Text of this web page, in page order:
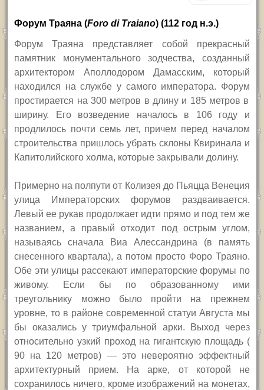
Форум Траяна (Foro di Traiano) (112 год н.э.)
Форум Траяна представляет собой прекрасный
памятник монументального зодчества, созданный
архитектором Аполлодором Дамасским, который
находился на службе у самого императора. Форум
простирается на300 метров в длину и 185метров в
ширину.
Его возведение началось в 106 году и
продлилось почти семь лет, причем перед началом
строительства пришлось убрать склоны Квиринала и
Капитолийского холма, которые закрывали долину.
Примерно на полпути от Колизея до Пьяцца Венеция
улица Императорских форумов раздваивается.
Левый ее рукав продолжает идти прямо и под тем же
названием, а правый отходит под острым углом,
называясь сначала Виа Алессандрина (в память
снесенного квартала), а потом просто Форо Траяно.
Обе эти улицы рассекают императорские форумы по
живому. Если бы по образованному ими
треугольнику можно было пройти на прежнем
уровне, то в районе современной статуи Августа мы
бы оказались у триумфальной арки. Выход через
относительно узкий проход на гигантскую площадь (
90 на 120 метров) — это невероятно эффектный
архитектурный прием. На арке, от которой не
сохранилось ничего, кроме изображений на монетах,